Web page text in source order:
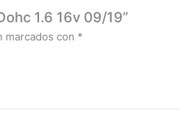
1.6 16v 09/19”
marcados con *